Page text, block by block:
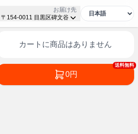
お届け先
〒154-0011 目黒区碑文谷
カートに商品はありません
送料無料
0円